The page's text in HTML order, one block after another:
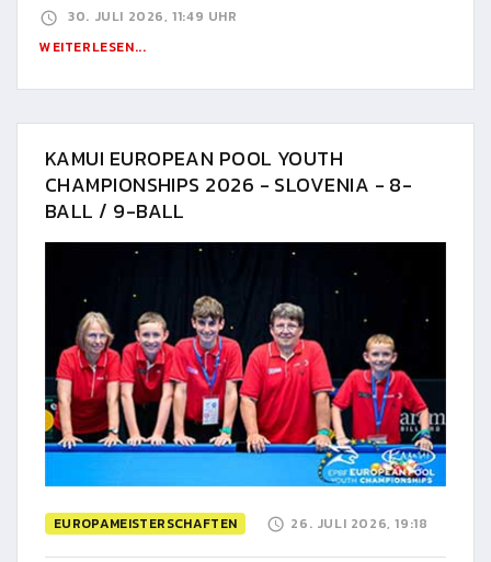
30. JULI 2026, 11:49 UHR
WEITERLESEN...
KAMUI EUROPEAN POOL YOUTH
CHAMPIONSHIPS 2026 - SLOVENIA - 8-
BALL / 9-BALL
EUROPAMEISTERSCHAFTEN 26. JULI 2026, 19:18